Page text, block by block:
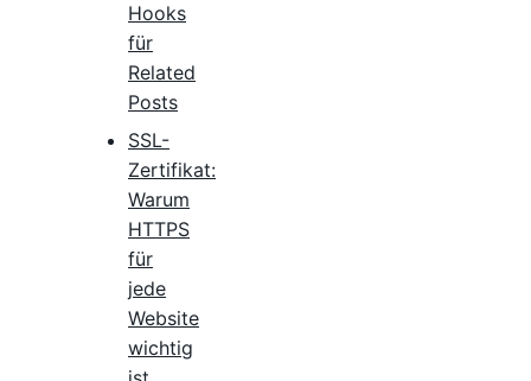
Hooks
für
Related
Posts
SSL-
Zertifikat:
Warum
HTTPS
für
jede
Website
wichtig